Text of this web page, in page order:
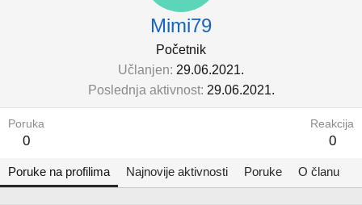
Mimi79
Početnik
Učlanjen 29.06.2021.
Poslednja aktivnost 29.06.2021.
Poruka
0
Reakcija
0
Poruke na profilima Najnovije aktivnosti Poruke O članu